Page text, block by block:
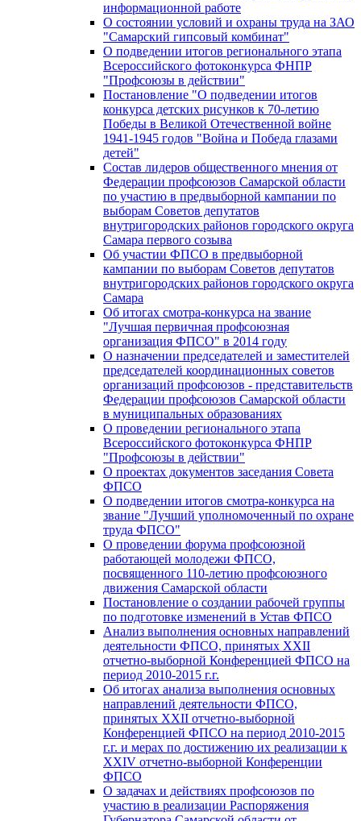
информационной работе
О состоянии условий и охраны труда на ЗАО
"Самарский гипсовый комбинат"
О подведении итогов регионального этапа
Всероссийского фотоконкурса ФНПР
"Профсоюзы в действии"
Постановление "О подведении итогов
конкурса детских рисунков к 70-летию
Победы в Великой Отечественной войне
1941-1945 годов "Война и Победа глазами
детей"
Состав лидеров общественного мнения от
Федерации профсоюзов Самарской области
по участию в предвыборной кампании по
выборам Советов депутатов
внутригородских районов городского округа
Самара первого созыва
Об участии ФПСО в предвыборной
кампании по выборам Советов депутатов
внутригородских районов городского округа
Самара
Об итогах смотра-конкурса на звание
"Лучшая первичная профсоюзная
организация ФПСО" в 2014 году
О назначении председателей и заместителей
председателей координационных советов
организаций профсоюзов - представительств
Федерации профсоюзов Самарской области
в муниципальных образованиях
О проведении регионального этапа
Всероссийского фотоконкурса ФНПР
"Профсоюзы в действии"
О проектах документов заседания Совета
ФПСО
О подведении итогов смотра-конкурса на
звание "Лучший уполномоченный по охране
труда ФПСО"
О проведении форума профсоюзной
работающей молодежи ФПСО,
посвященного 110-летию профсоюзного
движения Самарской области
Постановление о создании рабочей группы
по подготовке изменений в Устав ФПСО
Анализ выполнения основных направлений
деятельности ФПСО, принятых XXII
отчетно-выборной Конференцией ФПСО на
период 2010-2015 г.г.
Об итогах анализа выполнения основных
направлений деятельности ФПСО,
принятых XXII отчетно-выборной
Конференцией ФПСО на период 2010-2015
г.г. и мерах по достижению их реализации к
XXIV отчетно-выборной Конференции
ФПСО
О задачах и действиях профсоюзов по
участию в реализации Распоряжения